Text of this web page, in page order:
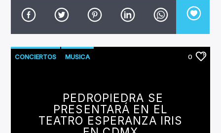
CONCIERTOS MUSICA 0
PEDROPIEDRA SE
PRESENTARÁ EN EL
TEATRO ESPERANZA IRIS